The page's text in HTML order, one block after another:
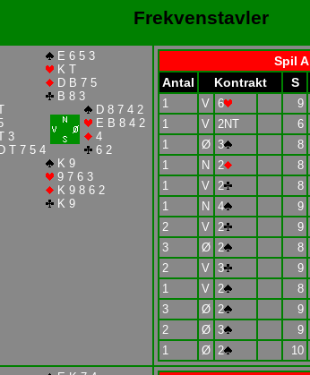
Frekvenstavler
E 6 5 3
K T
D B 7 5
B 8 3
3
T 7 5 4
D 8 7 4 2
E B 8 4 2
4
6 2
K 9
9 7 6 3
K 9 8 6 2
K 9
Spil
Antal
Kontrakt S
1 V 6 9
1
V 2NT 6
1
Ø 3 8
1
N 2 8
1
V 2 8
1
N 4 9
2
V 2 9
3
Ø 2 8
2
V 3 9
1
V 2 8
3
Ø 2 9
2
Ø 3 9
1
Ø 2 10